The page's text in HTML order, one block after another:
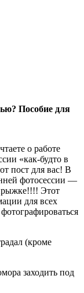
Пособие для
о работе
«как-будто в
пост для вас! В
фотосессии —
Этот
для всех
(кроме
заходить под